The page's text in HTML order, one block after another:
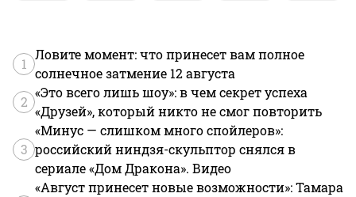
1
Ловите момент: что принесет вам полное
солнечное затмение 12 августа
2
«Это всего лишь шоу»: в чем секрет успеха
«Друзей», который никто не смог повторить
3
«Минус — слишком много спойлеров»:
российский ниндзя-скульптор снялся в
сериале «Дом Дракона». Видео
«Август принесет новые возможности»: Тамара